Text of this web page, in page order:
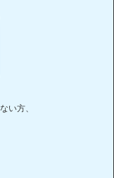
い方、